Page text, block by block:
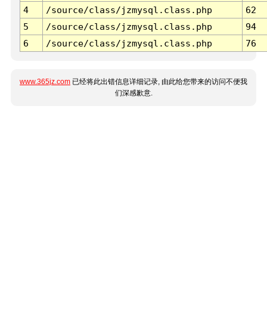
4
/source/class/jzmysql.class.php
62
5
/source/class/jzmysql.class.php
94
6
/source/class/jzmysql.class.php 76
www.365jz.com 已经将此出错信息详细记录, 由此给您带来的访问不便我
们深感歉意.